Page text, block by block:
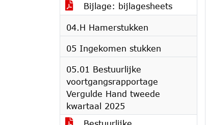
Bijlage: bijlagesheets
04.H Hamerstukken
05 Ingekomen stukken
05.01 Bestuurlijke
voortgangsrapportage
Vergulde Hand tweede
kwartaal 2025